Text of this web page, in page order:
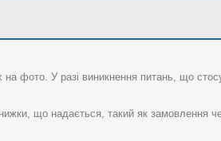
фото. У разі виникнення питань, що
що надається, такий як замовлення